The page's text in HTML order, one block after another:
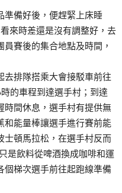
準備好後，便趕緊上床睡
來時差還是沒有調整好，去
賽後的集合地點及時間，
去排隊搭乘大會接駁車前往
的車程到達選手村；到達
時間休息，選手村有提供無
和能量棒讓選手進行賽前能
士頓馬拉松，在選手村反而
是飲料從啤酒換成咖啡和運
個梯次選手前往起跑線準備